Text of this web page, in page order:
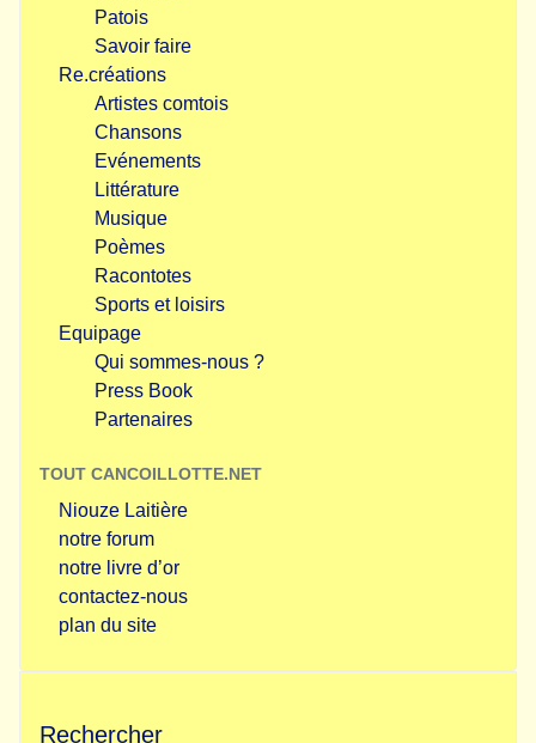
Patois
Savoir faire
Re.créations
Artistes comtois
Chansons
Evénements
Littérature
Musique
Poèmes
Racontotes
Sports et loisirs
Equipage
Qui sommes-nous ?
Press Book
Partenaires
TOUT CANCOILLOTTE.NET
Niouze Laitière
notre forum
notre livre d’or
contactez-nous
plan du site
Rechercher